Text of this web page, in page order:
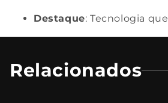
Destaque: Tecnologia
Relacionados